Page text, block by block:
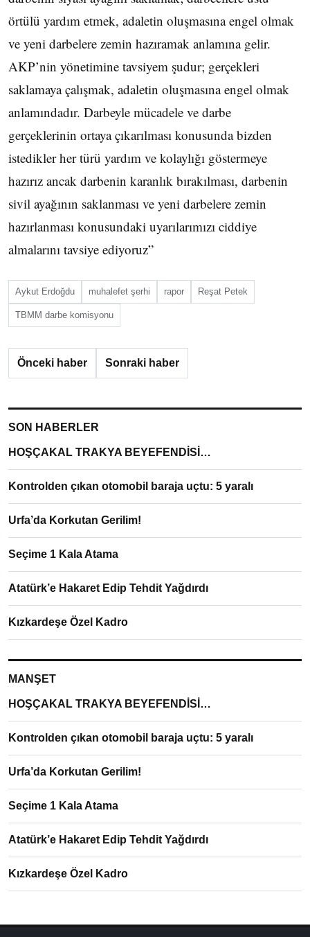
örtülü yardım etmek, adaletin oluşmasına engel olmak
ve yeni darbelere zemin hazıramak anlamına gelir.
AKP’nin yönetimine tavsiyem şudur; gerçekleri
saklamaya çalışmak, adaletin oluşmasına engel olmak
anlamındadır. Darbeyle mücadele ve darbe
gerçeklerinin ortaya çıkarılması konusunda bizden
istedikler her türü yardım ve kolaylığı göstermeye
hazırız ancak darbenin karanlık bırakılması, darbenin
sivil ayağının saklanması ve yeni darbelere zemin
hazırlanması konusundaki uyarılarımızı ciddiye
almalarını tavsiye ediyoruz”
Aykut Erdoğdu muhalefet şerhi rapor Reşat Petek
TBMM darbe komisyonu
Önceki haber Sonraki haber
SON HABERLER
HOŞÇAKAL TRAKYA BEYEFENDİSİ…
Kontrolden çıkan otomobil baraja uçtu: 5 yaralı
Urfa’da Korkutan Gerilim!
Seçime 1 Kala Atama
Atatürk’e Hakaret Edip Tehdit Yağdırdı
Kızkardeşe Özel Kadro
MANŞET
HOŞÇAKAL TRAKYA BEYEFENDİSİ…
Kontrolden çıkan otomobil baraja uçtu: 5 yaralı
Urfa’da Korkutan Gerilim!
Seçime 1 Kala Atama
Atatürk’e Hakaret Edip Tehdit Yağdırdı
Kızkardeşe Özel Kadro